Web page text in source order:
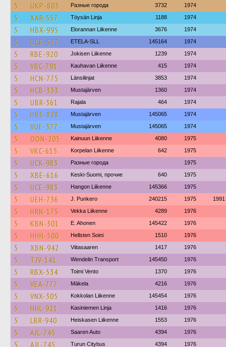
5 UKP-803 Разные города 3732 1974
5 XAR-557 Töysän Linja 1188 1974
5 HBX-995 Elorannan Liikenne 3676 1974
5 UCB-577 ETELA-SLL 145164 1974
5 RBE-920 Jokisen Liikenne 1239 1974
5 VBC-791 Kauhavan Liikenne 415 1974
5 HCN-775 Länsilinjat 3853 1974
5 HCB-333 Mustajärven 1360 1974
5 UBR-361 Rajala 464 1974
5 HBS-828 Mustajärven 145065 1974
5 VUE-377 Mustajärven 145065 1974
5 OON-205 Kainuun Liikenne 4080 1975
5 VKC-615 Korpelan Liikenne 642 1975
5 UCK-983 Разные города 1975
5 XBE-616 Keski-Suomi, прочие 640 1975
5 UCE-983 Hangon Liikenne 145366 1975
5 UEH-736 J. Punkero 240215 1975 1991
5 HRN-175 Vekka Liikenne 4289 1976
5 KBN-301 E. Ahonen 145422 1976
5 HHH-500 Hellsten Soini 1510 1976
5 XBN-942 Viitasaaren 1417 1976
5 TJV-141 Wendelin Transport 145450 1976
5 RBX-534 Toimi Vento 1370 1976
5 VEA-777 Mäkela 4216 1976
5 VNX-305 Kokkolan Liikenne 145454 1976
5 HHL-921 Kasiniemen Linja 1416 1976
5 LBR-940 Heiskasen Liikenne 1553 1976
5 AJL-745 Saaren Auto 4394 1976
5 AJL-745 Turun Citybus 4394 1976